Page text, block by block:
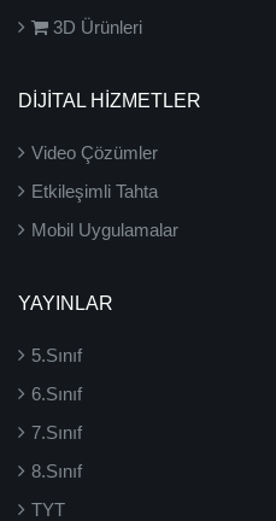
3D Ürünleri
DİJİTAL HİZMETLER
Video Çözümler
Etkileşimli Tahta
Mobil Uygulamalar
YAYINLAR
5.Sınıf
6.Sınıf
7.Sınıf
8.Sınıf
TYT